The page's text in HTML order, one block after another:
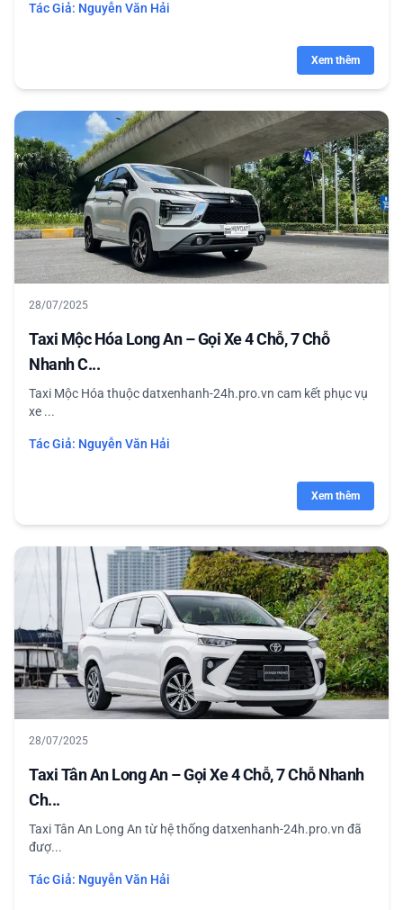
Tác Giả: Nguyễn Văn Hải
Xem thêm
28/07/2025
Taxi Mộc Hóa Long An – Gọi Xe 4 Chỗ, 7 Chỗ
Nhanh C...
Taxi Mộc Hóa thuộc datxenhanh-24h.pro.vn cam kết phục vụ
xe ...
Tác Giả: Nguyễn Văn Hải
Xem thêm
28/07/2025
Taxi Tân An Long An – Gọi Xe 4 Chỗ, 7 Chỗ Nhanh
Ch...
Taxi Tân An Long An từ hệ thống datxenhanh-24h.pro.vn đã
đượ...
Tác Giả: Nguyễn Văn Hải